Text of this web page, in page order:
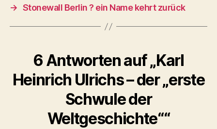
→ Stonewall Berlin ? ein Name kehrt zurück
6 Antworten auf „Karl
Heinrich Ulrichs – der „erste
Schwule der
Weltgeschichte““